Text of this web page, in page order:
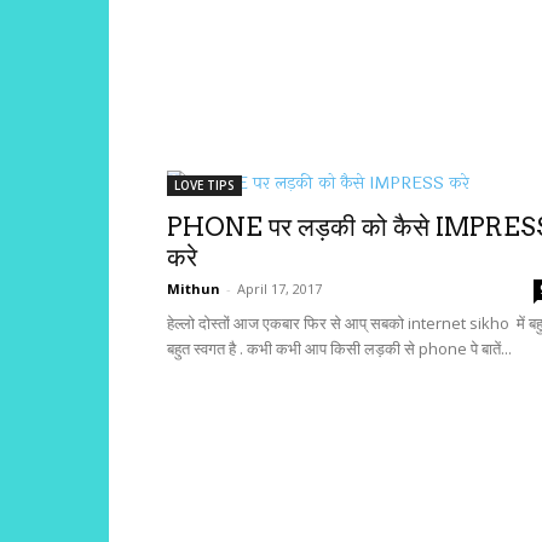
LOVE TIPS
PHONE पर लड़की को कैसे
करे
Mithun - April 17, 2017
हेल्लो दोस्तों आज एकबार फिर से आप् सबको internet sikho में
बहुत स्वगत है . कभी कभी आप किसी लड़की से phone पे बातें...